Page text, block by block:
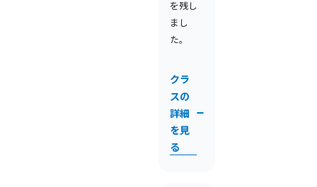
を残し
まし
た。
クラ
スの
詳細
を見
る